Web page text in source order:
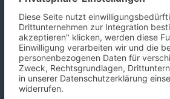
Höhere Zinsen haben auch